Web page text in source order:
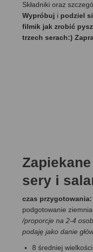
Składniki oraz
Wypróbuj i podziel
filmik jak zrobić
trzech serach:)
sery i
czas przygotowania:
podgotowanie
/proporcje na 2-4
podaję jako danie
8 średniej